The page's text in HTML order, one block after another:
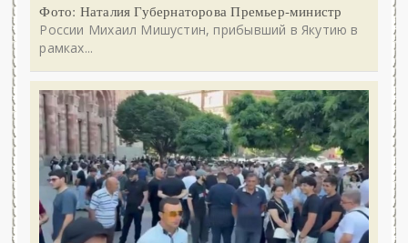
Фото: Наталия Губернаторова Премьер-министр
России Михаил Мишустин, прибывший в Якутию в
рамках...